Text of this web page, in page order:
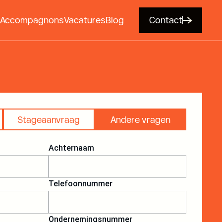
AccompagnonsVacaturesBlog Contact
Stageaanvraag Andere vragen
Achternaam
Telefoonnummer
Ondernemingsnummer